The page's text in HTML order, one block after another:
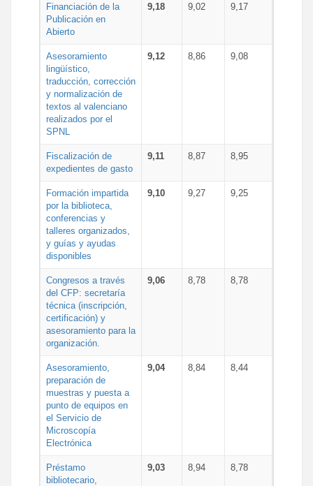
Financiación de la
Publicación en
Abierto
9,18 9,02 9,17
Asesoramiento
lingüístico,
traducción, corrección
y normalización de
textos al valenciano
realizados por el
SPNL
9,12 8,86 9,08
Fiscalización de
expedientes de gasto
9,11 8,87 8,95
Formación impartida
por la biblioteca,
conferencias y
talleres organizados,
y guías y ayudas
disponibles
9,10 9,27 9,25
Congresos a través
del CFP: secretaría
técnica (inscripción,
certificación) y
asesoramiento para la
organización.
9,06 8,78 8,78
Asesoramiento,
preparación de
muestras y puesta a
punto de equipos en
el Servicio de
Microscopía
Electrónica
9,04 8,84 8,44
Préstamo
bibliotecario,
9,03 8,94 8,78